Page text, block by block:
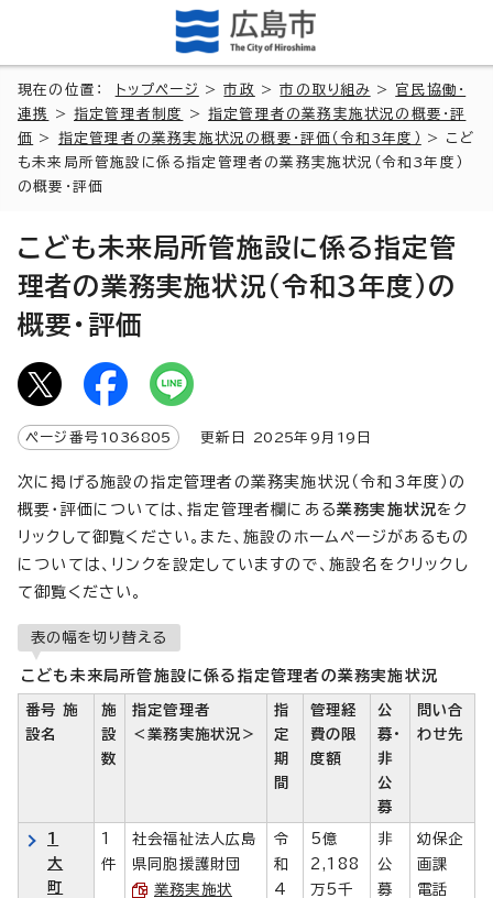
現在の位置： トップページ >市政 >市の取り組み > 官民協働・
連携
>指定管理者制度 >指定管理者の業務実施状況の概要・評
価 > 指定管理者の業務実施状況の概要・評価（令和3年度）
> こど
も未来局所管施設に係る指定管理者の業務実施状況（令和3年度）
の概要・評価
こども未来局所管施設に係る指定管
理者の業務実施状況（令和3年度）の
概要・評価
ページ番号 1036805 更新日 2025年9月 19 日
次に掲げる施設の指定管理者の業務実施状況（令和3年度）の
概要・評価については、指定管理者欄にある業務実施状況をク
リックして御覧ください。また、施設のホームページがあるもの
については、リンクを設定していますので、施設名をクリックし
て御覧ください。
表の幅を切り替える
こども未来局所管施設に係る指定管理者の業務実施状況
番号 施
設名
施
設
数
指定管理者
＜業務実施状況＞
指
定
期
間
管理経
費の限
度額
公
募・
非
公
募
問い合
わせ先
1
大
町
1
件
社会福祉法人広島
県同胞援護財団
業務実施状
令
和
4
5億
2,188
万5千
非
公
募
幼保企
画課
電話